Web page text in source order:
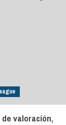
valoración,